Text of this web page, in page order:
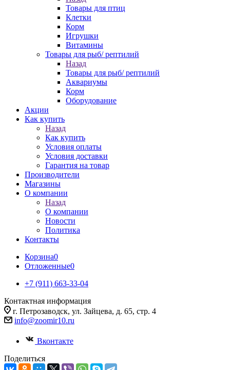
Товары для птиц
Клетки
Корм
Игрушки
Витамины
Товары для рыб/ рептилий
Назад
Товары для рыб/ рептилий
Аквариумы
Корм
Оборудование
Акции
Как купить
Назад
Как купить
Условия оплаты
Условия доставки
Гарантия на товар
Производители
Магазины
О компании
Назад
О компании
Новости
Политика
Контакты
Корзина0
Отложенные0
+7 (911) 663-33-04
Контактная информация
г. Петрозаводск, ул. Зайцева, д. 65, стр. 4
info@zoomir10.ru
Вконтакте
Поделиться